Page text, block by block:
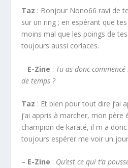
Taz : Bonjour Nono66 ravi de
sur un ring ; en espérant que
moins mal que les poings de
toujours aussi coriaces.
– E-Zine : Tu as donc
de temps ?
Taz : Et bien pour tout dire j’ai
j’ai appris à marcher, mon
champion de karaté, il m a
toujours espérer me voir un
– E-Zine : Qu’est ce qui t’a